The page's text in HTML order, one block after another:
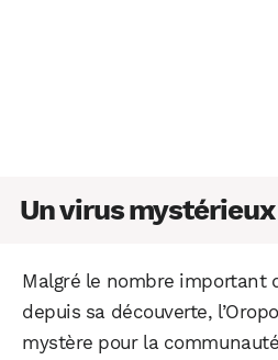
Un virus
Malgré le nombre important
depuis sa découverte,
mystère pour la